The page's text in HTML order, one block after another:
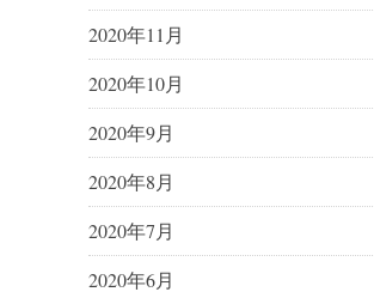
2020年11月
2020年10月
2020年9月
2020年8月
2020年7月
2020年6月